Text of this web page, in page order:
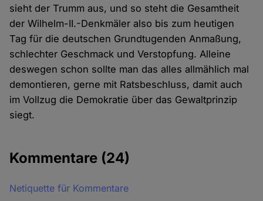
sieht der Trumm aus, und so steht die Gesamtheit
der Wilhelm-II.-Denkmäler also bis zum heutigen
Tag für die deutschen Grundtugenden Anmaßung,
schlechter Geschmack und Verstopfung. Alleine
deswegen schon sollte man das alles allmählich mal
demontieren, gerne mit Ratsbeschluss, damit auch
im Vollzug die Demokratie über das Gewaltprinzip
siegt.
Kommentare (24)
Netiquette für Kommentare